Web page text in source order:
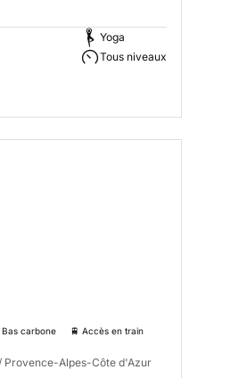
Yoga
Tous niveaux
Bas carbone 🚆 Accès en train
Provence-Alpes-Côte d'Azur